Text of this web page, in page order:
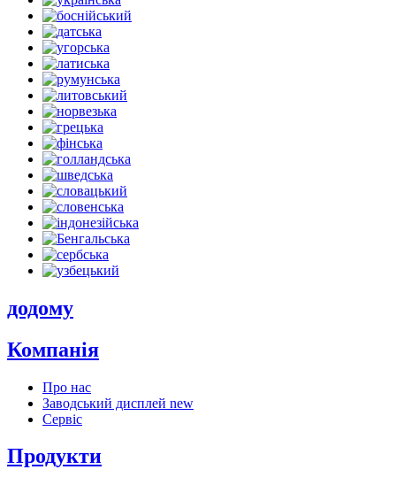
додому
Компанія
Про нас
Заводський дисплей new
Сервіс
Продукти